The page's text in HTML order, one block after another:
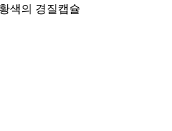
색의 경질캡슐